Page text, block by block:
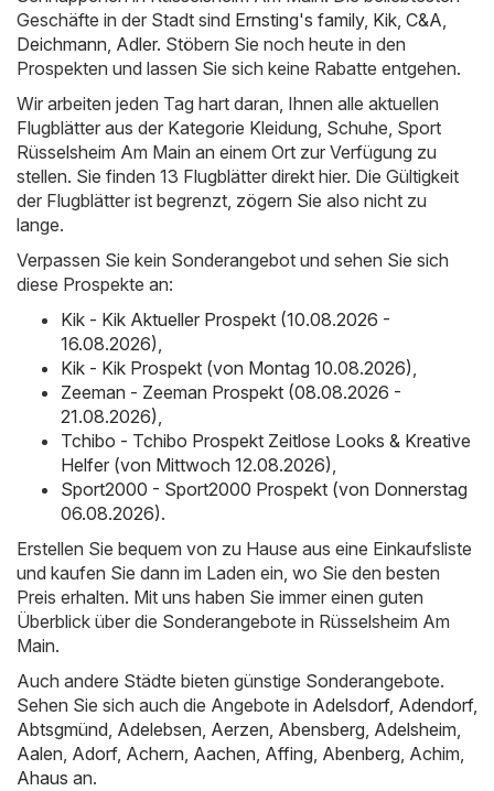
Geschäfte in der Stadt sind Ernsting's family, Kik, C&A,
Deichmann, Adler. Stöbern Sie noch heute in den
Prospekten und lassen Sie sich keine Rabatte entgehen.
Wir arbeiten jeden Tag hart daran, Ihnen alle aktuellen
Flugblätter aus der Kategorie Kleidung, Schuhe, Sport
Rüsselsheim Am Main an einem Ort zur Verfügung zu
stellen. Sie finden 13 Flugblätter direkt hier. Die Gültigkeit
der Flugblätter ist begrenzt, zögern Sie also nicht zu
lange.
Verpassen Sie kein Sonderangebot und sehen Sie sich
diese Prospekte an:
Kik - Kik Aktueller Prospekt (10.08.2026 -
16.08.2026),
Kik - Kik Prospekt (von Montag 10.08.2026),
Zeeman - Zeeman Prospekt (08.08.2026 -
21.08.2026),
Tchibo - Tchibo Prospekt Zeitlose Looks & Kreative
Helfer (von Mittwoch 12.08.2026),
Sport2000 - Sport2000 Prospekt (von Donnerstag
06.08.2026).
Erstellen Sie bequem von zu Hause aus eine Einkaufsliste
und kaufen Sie dann im Laden ein, wo Sie den besten
Preis erhalten. Mit uns haben Sie immer einen guten
Überblick über die Sonderangebote in Rüsselsheim Am
Main.
Auch andere Städte bieten günstige Sonderangebote.
Sehen Sie sich auch die Angebote in Adelsdorf, Adendorf,
Abtsgmünd, Adelebsen, Aerzen, Abensberg, Adelsheim,
Aalen, Adorf, Achern, Aachen, Affing, Abenberg, Achim,
Ahaus an.